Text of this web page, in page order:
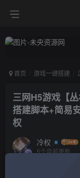
首页 游戏一键搭建
三网H5游戏【
搭建脚本+简易
权
冷权
5个月前更新